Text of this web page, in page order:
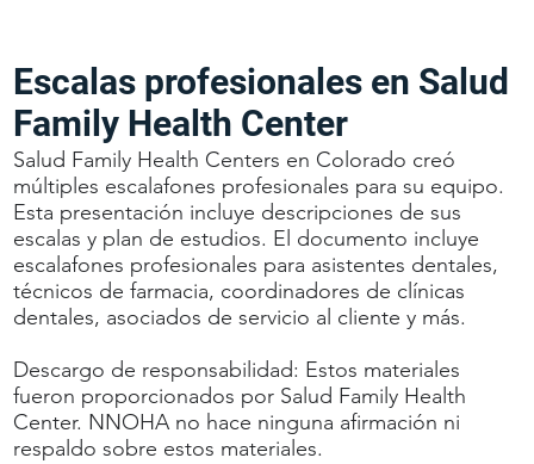
Escalas profesionales en Salud
Family Health Center
Salud Family Health Centers en Colorado creó
múltiples escalafones profesionales para su equipo.
Esta presentación incluye descripciones de sus
escalas y plan de estudios. El documento incluye
escalafones profesionales para asistentes dentales,
técnicos de farmacia, coordinadores de clínicas
dentales, asociados de servicio al cliente y más.
Descargo de responsabilidad: Estos materiales
fueron proporcionados por Salud Family Health
Center. NNOHA no hace ninguna afirmación ni
respaldo sobre estos materiales.